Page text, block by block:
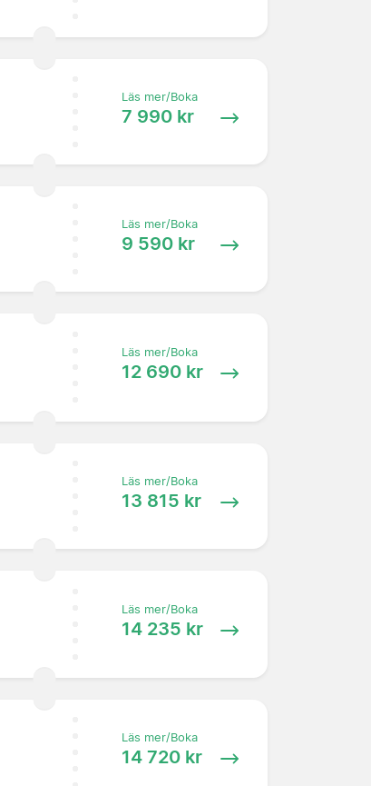
Läs mer/Boka
7 990 kr
Läs mer/Boka
9 590 kr
Läs mer/Boka
12 690 kr
Läs mer/Boka
13 815 kr
Läs mer/Boka
14 235 kr
Läs mer/Boka
14 720 kr